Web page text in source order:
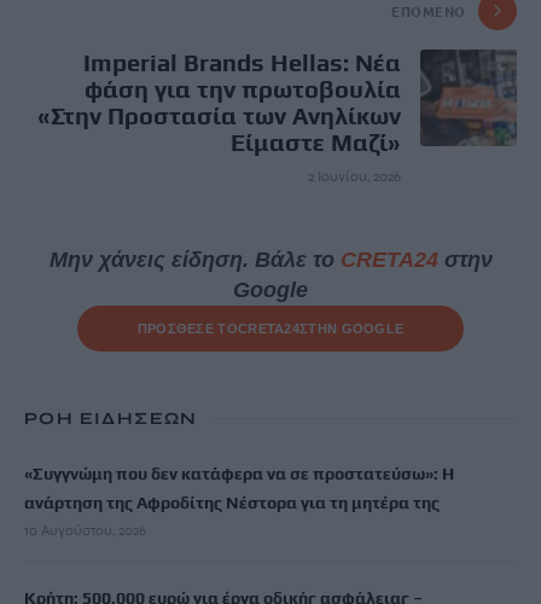
ΕΠΌΜΕΝΟ
Imperial Brands Hellas: Νέα
φάση για την πρωτοβουλία
«Στην Προστασία των Ανηλίκων
Είμαστε Μαζί»
2 Ιουνίου, 2026
Μην χάνεις είδηση. Βάλε το CRETA24στην
Google
ΠΡΟΣΘΕΣΕ ΤΟCRETA24ΣΤΗΝ GOOGLE
ΡΟΗ ΕΙΔΗΣΕΩΝ
«Συγγνώμη που δεν κατάφερα να σε προστατεύσω»: Η
ανάρτηση της Αφροδίτης Νέστορα για τη μητέρα της
10 Αυγούστου, 2026
Κρήτη: 500.000 ευρώ για έργα οδικής ασφάλειας –